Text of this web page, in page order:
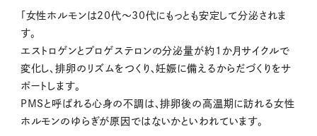
「女性ホルモンは20代～30代にもっとも安定して分泌されま
す。
エストロゲンとプロゲステロンの分泌量が約1か月サイクルで
変化し、排卵のリズムをつくり、妊娠に備えるからだづくりをサ
ポートします。
PMSと呼ばれる心身の不調は、排卵後の高温期に訪れる女性
ホルモンのゆらぎが原因ではないかといわれています。